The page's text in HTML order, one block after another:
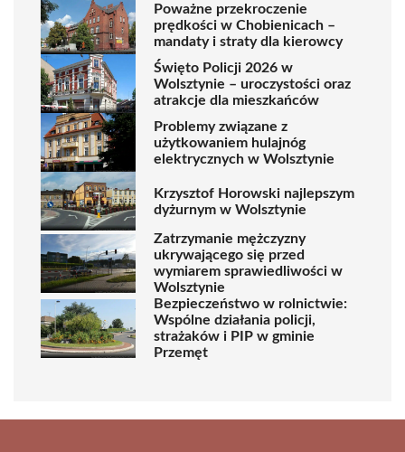
Poważne przekroczenie
prędkości w Chobienicach –
mandaty i straty dla kierowcy
Święto Policji 2026 w
Wolsztynie – uroczystości oraz
atrakcje dla mieszkańców
Problemy związane z
użytkowaniem hulajnóg
elektrycznych w Wolsztynie
Krzysztof Horowski najlepszym
dyżurnym w Wolsztynie
Zatrzymanie mężczyzny
ukrywającego się przed
wymiarem sprawiedliwości w
Wolsztynie
Bezpieczeństwo w rolnictwie:
Wspólne działania policji,
strażaków i PIP w gminie
Przemęt